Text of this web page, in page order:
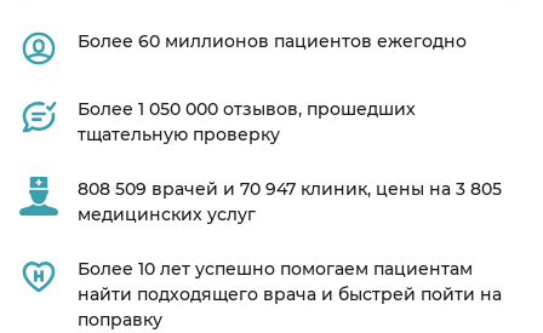
Более 60 миллионов пациентов ежегодно
Более 1 050 000 отзывов, прошедших
тщательную проверку
808 509 врачей и 70 947 клиник, цены на 3 805
медицинских услуг
Более 10 лет успешно помогаем пациентам
найти подходящего врача и быстрей пойти на
поправку